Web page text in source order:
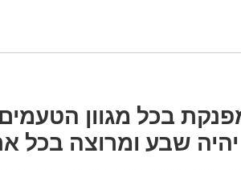
בכל מגוון
שבע ומרוצה בכל